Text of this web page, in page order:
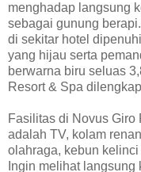
menghadap langsung
sebagai gunung
di sekitar hotel
yang hijau serta
berwarna biru seluas
Resort & Spa
Fasilitas di Novus Giro
adalah TV, kolam
olahraga, kebun
Ingin melihat